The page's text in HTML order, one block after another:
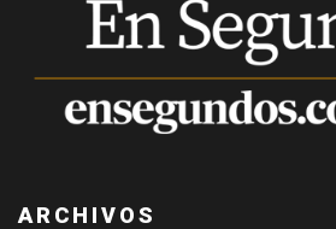
ARCHIVOS